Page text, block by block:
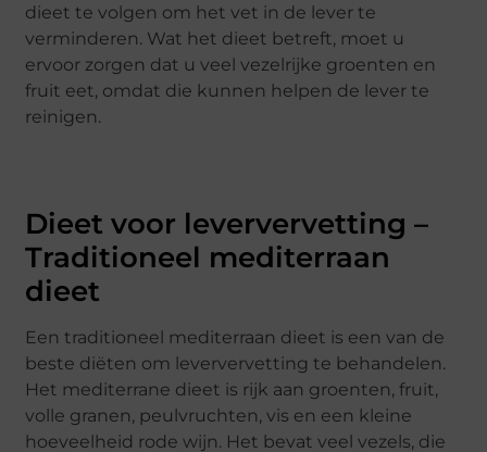
dieet te volgen om het vet in de lever te
verminderen. Wat het dieet betreft, moet u
ervoor zorgen dat u veel vezelrijke groenten en
fruit eet, omdat die kunnen helpen de lever te
reinigen.
Dieet voor leververvetting –
Traditioneel mediterraan
dieet
Een traditioneel mediterraan dieet is een van de
beste diëten om leververvetting te behandelen.
Het mediterrane dieet is rijk aan groenten, fruit,
volle granen, peulvruchten, vis en een kleine
hoeveelheid rode wijn. Het bevat veel vezels, die